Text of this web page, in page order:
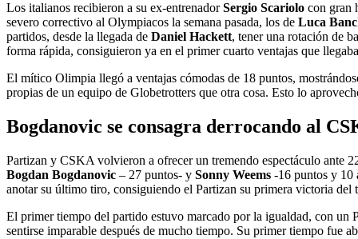
Los italianos recibieron a su ex-entrenadorSergio Scariolo con gran
severo correctivo al Olympiacos la semana pasada, los de Luca
partidos, desde la llegada de Daniel Hackett, tener una rotación de
forma rápida, consiguieron ya en el primer cuarto ventajas que
El mítico Olimpia llegó a ventajas cómodas de 18 puntos,
propias de un equipo de Globetrotters que otra cosa. Esto lo
Bogdanovic se consagra derrocando al
Partizan y CSKA volvieron a ofrecer un tremendo espectáculo ante
Bogdan Bogdanovic – 27 puntos- y Sonny Weems -16 puntos y 10
anotar su último tiro, consiguiendo el Partizan su primera victoria del
El primer tiempo del partido estuvo marcado por la igualdad, con un
sentirse imparable después de mucho tiempo. Su primer tiempo fue